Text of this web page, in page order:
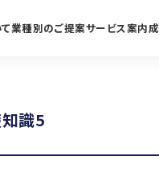
業種別のご提案サービス案内
識5